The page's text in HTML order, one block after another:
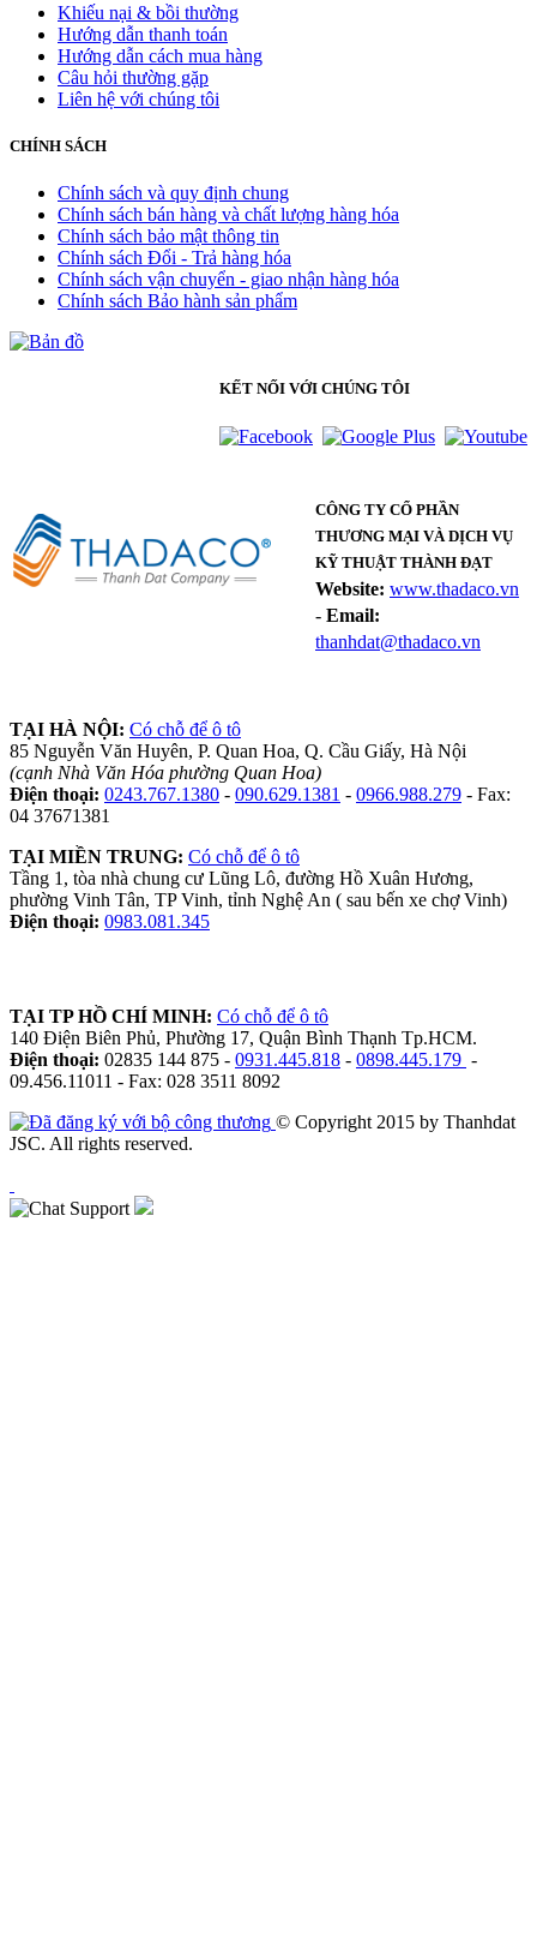
Khiếu nại & bồi thường
Hướng dẫn thanh toán
Hướng dẫn cách mua hàng
Câu hỏi thường gặp
Liên hệ với chúng tôi
CHÍNH SÁCH
Chính sách và quy định chung
Chính sách bán hàng và chất lượng hàng hóa
Chính sách bảo mật thông tin
Chính sách Đổi - Trả hàng hóa
Chính sách vận chuyển - giao nhận hàng hóa
Chính sách Bảo hành sản phẩm
KẾT NỐI VỚI CHÚNG TÔI
CÔNG TY CỔ PHẦN
THƯƠNG MẠI VÀ DỊCH VỤ
KỸ THUẬT THÀNH ĐẠT
Website: www.thadaco.vn
- Email:
thanhdat@thadaco.vn
TẠI HÀ NỘI: Có chỗ để ô tô
85 Nguyễn Văn Huyên, P. Quan Hoa, Q. Cầu Giấy, Hà Nội
(cạnh Nhà Văn Hóa phường Quan Hoa)
Điện thoại: 0243.767.1380 - 090.629.1381 - 0966.988.279 - Fax:
04 37671381
TẠI MIỀN TRUNG: Có chỗ để ô tô
Tầng 1, tòa nhà chung cư Lũng Lô, đường Hồ Xuân Hương,
phường Vinh Tân, TP Vinh, tỉnh Nghệ An ( sau bến xe chợ Vinh)
Điện thoại: 0983.081.345
TẠI TP HỒ CHÍ MINH: Có chỗ để ô tô
140 Điện Biên Phủ, Phường 17, Quận Bình Thạnh Tp.HCM.
Điện thoại: 02835 144 875 - 0931.445.818 - 0898.445.179 -
09.456.11011 - Fax: 028 3511 8092
© Copyright 2015 by Thanhdat
JSC. All rights reserved.